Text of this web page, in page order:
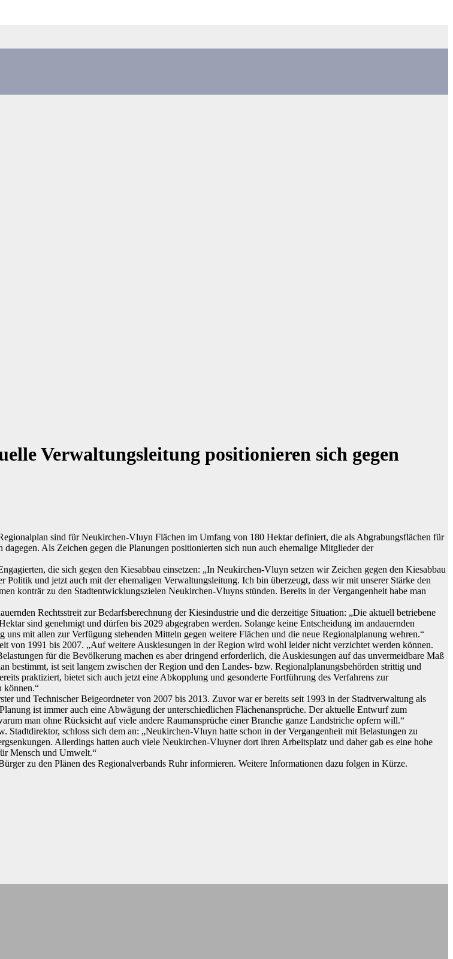
Verwaltungsleitung positionieren sich gegen
sind für Neukirchen-Vluyn Flächen im Umfang von 180 Hektar definiert, die als Abgrabungsflächen für
Als Zeichen gegen die Planungen positionierten sich nun auch ehemalige Mitglieder der
die sich gegen den Kiesabbau einsetzen: „In Neukirchen-Vluyn setzen wir Zeichen gegen den Kiesabbau
und jetzt auch mit der ehemaligen Verwaltungsleitung. Ich bin überzeugt, dass wir mit unserer Stärke den
konträr zu den Stadtentwicklungszielen Neukirchen-Vluyns stünden. Bereits in der Vergangenheit habe man
Rechtsstreit zur Bedarfsberechnung der Kiesindustrie und die derzeitige Situation: „Die aktuell betriebene
sind genehmigt und dürfen bis 2029 abgegraben werden. Solange keine Entscheidung im andauernden
mit allen zur Verfügung stehenden Mitteln gegen weitere Flächen und die neue Regionalplanung wehren.“
von 1991 bis 2007. „Auf weitere Auskiesungen in der Region wird wohl leider nicht verzichtet werden können.
für die Bevölkerung machen es aber dringend erforderlich, die Auskiesungen auf das unvermeidbare Maß
ist seit langem zwischen der Region und den Landes- bzw. Regionalplanungsbehörden strittig und
praktiziert, bietet sich auch jetzt eine Abkopplung und gesonderte Fortführung des Verfahrens zur
können.“
und Technischer Beigeordneter von 2007 bis 2013. Zuvor war er bereits seit 1993 in der Stadtverwaltung als
ist immer auch eine Abwägung der unterschiedlichen Flächenansprüche. Der aktuelle Entwurf zum
man ohne Rücksicht auf viele andere Raumansprüche einer Branche ganze Landstriche opfern will.“
schloss sich dem an: „Neukirchen-Vluyn hatte schon in der Vergangenheit mit Belastungen zu
Allerdings hatten auch viele Neukirchen-Vluyner dort ihren Arbeitsplatz und daher gab es eine hohe
Mensch und Umwelt.“
zu den Plänen des Regionalverbands Ruhr informieren. Weitere Informationen dazu folgen in Kürze.